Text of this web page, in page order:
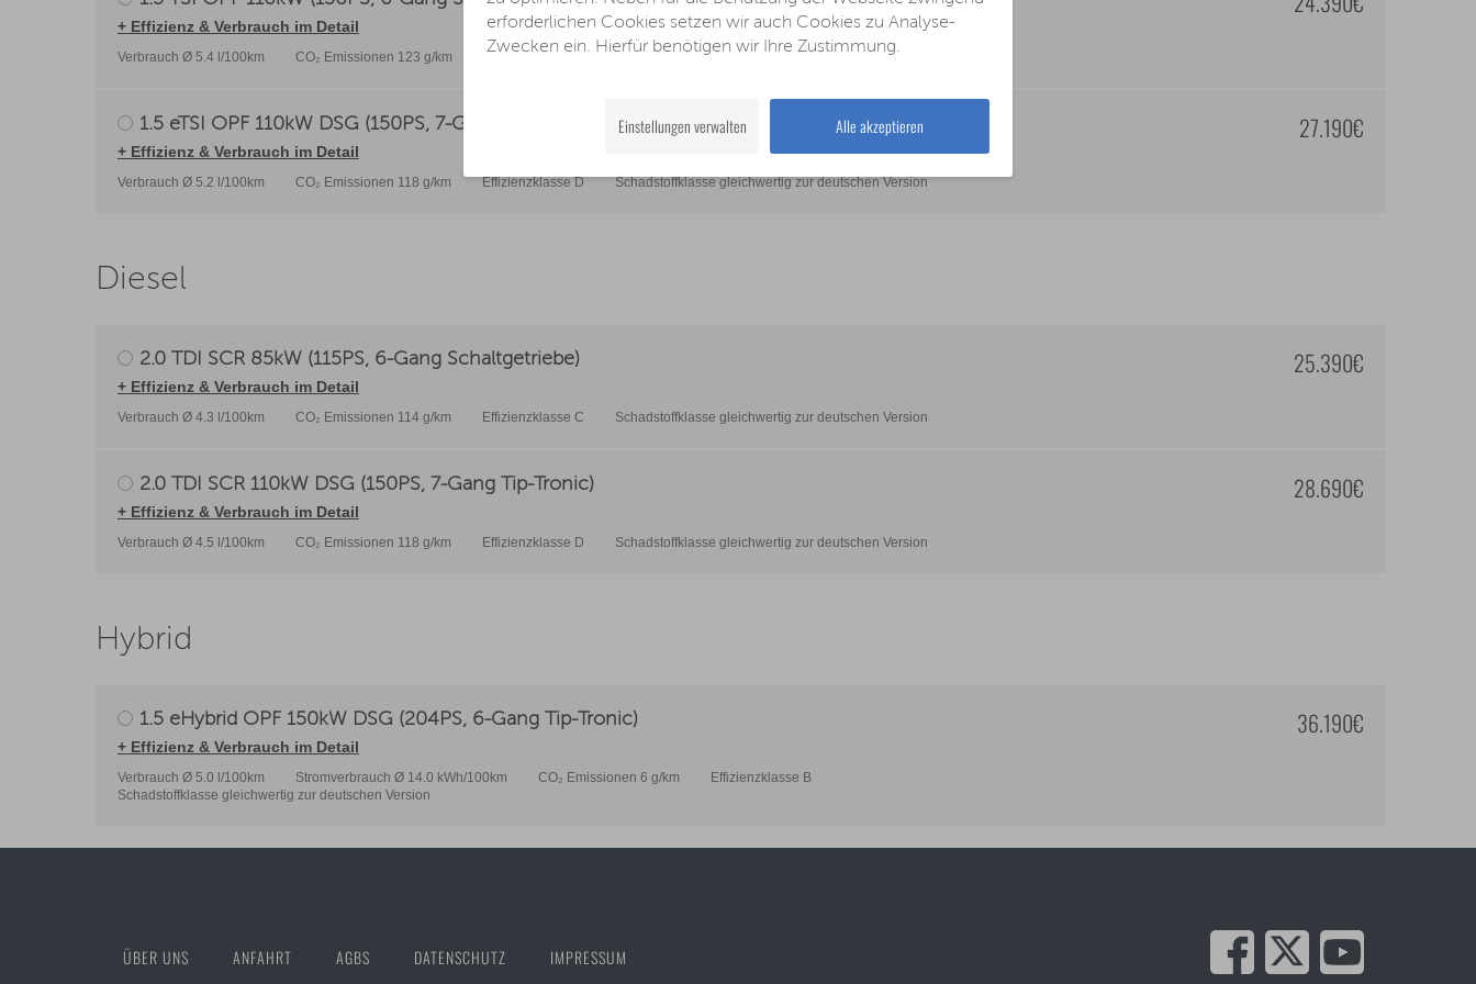
+ Effizienz & Verbrauch im Detail
Verbrauch Ø 5.4 l/100km CO₂ Emissionen 123 g/km Schadstoffklasse gleichwertig zur deutschen Version
1.5 eTSI OPF 110kW DSG (150PS, 7-Gang Tip-Tronic)
+ Effizienz & Verbrauch im Detail
Verbrauch Ø 5.2 l/100km CO₂ Emissionen 118 g/km Effizienzklasse D Schadstoffklasse gleichwertig zur deutschen Version
27.190€
Diesel
2.0 TDI SCR 85kW (115PS, 6-Gang Schaltgetriebe)
+ Effizienz & Verbrauch im Detail
Verbrauch Ø 4.3 l/100km CO₂ Emissionen 114 g/km Effizienzklasse C Schadstoffklasse gleichwertig zur deutschen Version
25.390€
2.0 TDI SCR 110kW DSG (150PS, 7-Gang Tip-Tronic)
+ Effizienz & Verbrauch im Detail
Verbrauch Ø 4.5 l/100km CO₂ Emissionen 118 g/km Effizienzklasse D Schadstoffklasse gleichwertig zur deutschen Version
28.690€
Hybrid
1.5 eHybrid OPF 150kW DSG (204PS, 6-Gang Tip-Tronic)
+ Effizienz & Verbrauch im Detail
Verbrauch Ø 5.0 l/100km Stromverbrauch Ø 14.0 kWh/100km CO₂ Emissionen 6 g/km
Effizienzklasse B
Schadstoffklasse gleichwertig zur deutschen Version
36.190€
ÜBER UNS ANFAHRT AGBS DATENSCHUTZ IMPRESSUM
erforderlichen Cookies setzen wir auch Cookies zu Analyse-
Zwecken ein. Hierfür benötigen wir Ihre Zustimmung.
Alle akzeptieren
Einstellungen verwalten